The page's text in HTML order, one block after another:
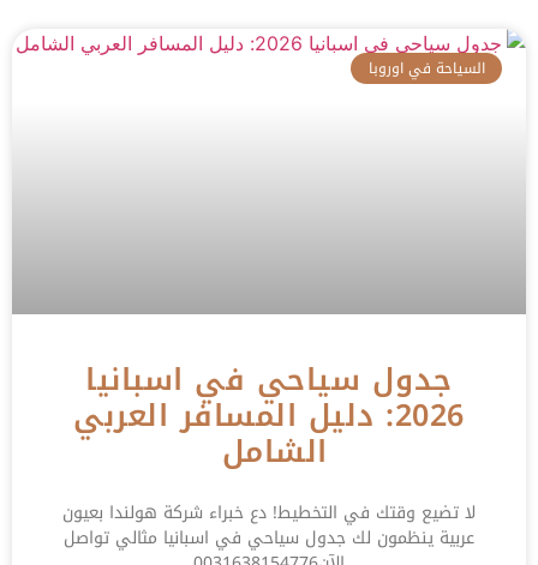
السياحة في اوروبا
جدول سياحي في اسبانيا
2026: دليل المسافر العربي
الشامل
لا تضيع وقتك في التخطيط! دع خبراء شركة هولندا بعيون
عربية ينظمون لك جدول سياحي في اسبانيا مثالي تواصل